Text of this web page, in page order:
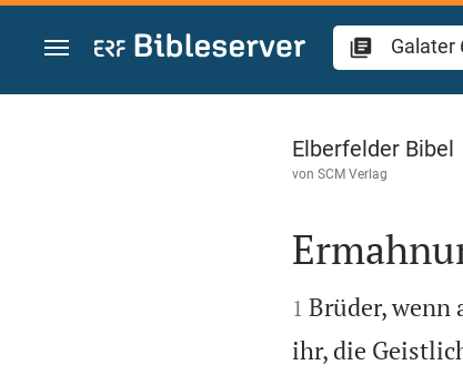
Zum Inhalt springen
Galater 6
Elberfelder Bibel
von SCM Verlag


1 Brüder, wenn
ihr, die